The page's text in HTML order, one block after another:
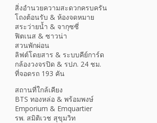
สิ่งอำนวยความสะดวกครบครัน
โถงต้อนรับ & ห้องจดหมาย
สระว่ายน้ำ & จากุซซี่
ฟิตเนส & ซาวน่า
สวนพักผ่อน
ลิฟต์โดยสาร & ระบบคีย์การ์ด
กล้องวงจรปิด & รปภ. 24 ชม.
ที่จอดรถ 193 คัน
สถานที่ใกล้เคียง
BTS ทองหล่อ & พร้อมพงษ์
Emporium & Emquartier
รพ. สมิติเวช สุขุมวิท